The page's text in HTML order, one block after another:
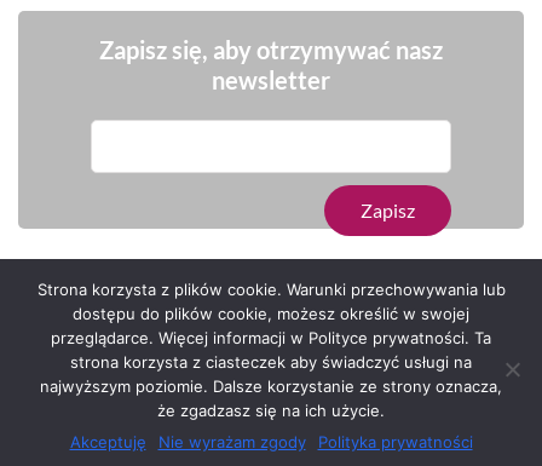
Zapisz się, aby otrzymywać nasz
newsletter
Serwis zaprojektował Grzegorz Sztank .
Strona korzysta z plików cookie. Warunki przechowywania lub
dostępu do plików cookie, możesz określić w swojej
przeglądarce. Więcej informacji w Polityce prywatności. Ta
strona korzysta z ciasteczek aby świadczyć usługi na
najwyższym poziomie. Dalsze korzystanie ze strony oznacza,
że zgadzasz się na ich użycie.
Akceptuję
Nie wyrażam zgody Polityka prywatności